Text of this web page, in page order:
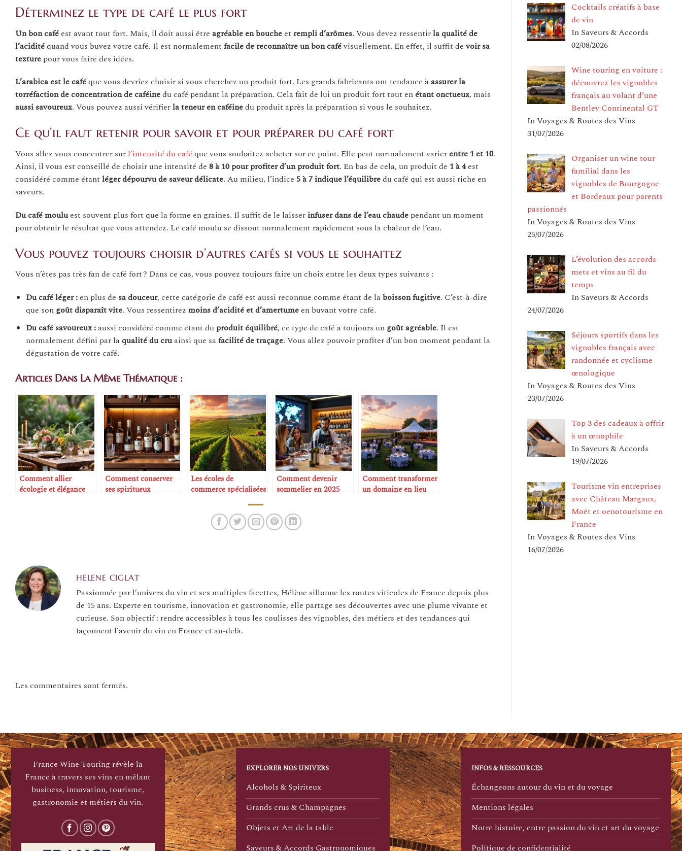
Déterminez le type de café le plus fort
Un bon caféest avant tout fort. Mais, il doit aussi être agréable en boucheet remplid’arômes. Vous devez ressentirla qualité de
l’aciditéquand vous buvez votre café. Il est normalement facile de reconnaîtreun bon cafévisuellement. En effet, il suffit devoir sa
texture pour vous faire des idées.
L’arabica est le caféque vous devriez choisir si vous cherchez un produit fort. Les grands fabricants ont tendance àassurer la
torréfaction de concentrationdecaféinedu café pendant la préparation. Cela fait de lui un produit fort tout enétant onctueux, mais
aussi savoureux. Vous pouvez aussi vérifierla teneur en caféinedu produit après la préparation si vous le souhaitez.
Ce qu’il faut retenir pour savoir et pour préparer du café fort
Vous allez vous concentrer sur l’intensité du café que vous souhaitez acheter sur ce point. Elle peut normalement varierentre 1 et 10.
Ainsi, il vous est conseillé de choisir une intensité de 8 à 10 pour profiter d’un produit fort. En bas de cela, un produit de 1 à 4est
considéré comme étant léger dépourvu de saveur délicate. Au milieu, l’indice 5 à 7indiquel’équilibredu café qui est aussi riche en
saveurs.
Du café mouluest souvent plus fort que la forme en graines. Il suffit de le laisserinfuserdans de l’eau chaude pendant un moment
pour obtenir le résultat que vous attendez. Le café moulu se dissout normalement rapidement sous la chaleur de l’eau.
Vous pouvez toujours choisir d’autres cafés si vous le souhaitez
Vous n’êtes pas très fan de café fort ? Dans ce cas, vous pouvez toujours faire un choix entre les deux types suivants :
Du café léger :en plus de sadouceur, cette catégorie de café est aussi reconnue comme étant de laboissonfugitive. C’est-à-dire
que son goût disparaîtvite. Vous ressentirez moins d’aciditéetd’amertumeen buvant votre café.
Du café savoureux :aussi considéré comme étant du produit équilibré, ce type de café a toujours un goût agréable. Il est
normalement défini par laqualité du cruainsi que safacilité de traçage. Vous allez pouvoir profiter d’un bon moment pendant la
dégustation de votre café.
Articles Dans La Même Thématique :
Comment allier
écologie et élégance
Comment conserver
ses spiritueux
Les écoles de
commerce spécialisées
Comment devenir
sommelier en 2025
Comment transformer
un domaine en lieu
HELENE CIGLAT
Passionnée par l’univers du vin et ses multiples facettes, Hélène sillonne les routes viticoles de France depuis plus
de 15 ans. Experte en tourisme, innovation et gastronomie, elle partage ses découvertes avec une plume vivante et
curieuse. Son objectif : rendre accessibles à tous les coulisses des vignobles, des métiers et des tendances qui
façonnent l’avenir du vin en France et au-delà.
Les commentaires sont fermés.
Cocktails créatifs à base
de vin
In Saveurs & Accords
02/08/2026
Wine touring en voiture :
découvrez les vignobles
français au volant d’une
Bentley Continental GT
In Voyages & Routes des Vins
31/07/2026
Organiser un wine tour
familial dans les
vignobles de Bourgogne
et Bordeaux pour parents
passionnés
In Voyages & Routes des Vins
25/07/2026
L’évolution des accords
mets et vins au fil du
temps
In Saveurs & Accords
24/07/2026
Séjours sportifs dans les
vignobles français avec
randonnée et cyclisme
œnologique
In Voyages & Routes des Vins
23/07/2026
Top 3 des cadeaux à offrir
à un œnophile
In Saveurs & Accords
19/07/2026
Tourisme vin entreprises
avec Château Margaux,
Moët et oenotourisme en
France
In Voyages & Routes des Vins
16/07/2026
France Wine Touring révèle la
France à travers ses vins en mêlant
business, innovation, tourisme,
gastronomie et métiers du vin.
EXPLORER NOS UNIVERS
Alcohols & Spiriteux
Grands crus & Champagnes
Objets et Art de la table
Saveurs & Accords Gastronomiques
INFOS & RESSOURCES
Échangeons autour du vin et du voyage
Mentions légales
Notre histoire, entre passion du vin et art du voyage
Politique de confidentialité